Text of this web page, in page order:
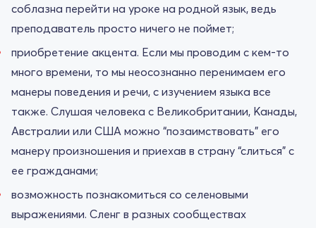
соблазна перейти на уроке на родной язык, ведь
преподаватель просто ничего не поймет;
приобретение акцента. Если мы проводим с кем-то
много времени, то мы неосознанно перенимаем его
манеры поведения и речи, с изучением языка все
также. Слушая человека с Великобритании, Канады,
Австралии или США можно “позаимствовать” его
манеру произношения и приехав в страну “слиться” с
ее гражданами;
возможность познакомиться со селеновыми
выражениями. Сленг в разных сообществах